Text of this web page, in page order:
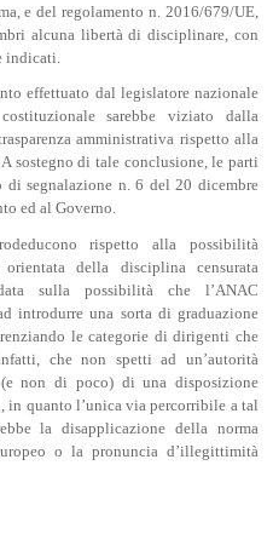
e del regolamento n. 2016/679/UE,
alcuna libertà di disciplinare, con
indicati.
effettuato dal legislatore nazionale
sarebbe viziato dalla
amministrativa rispetto alla
sostegno di tale conclusione, le parti
segnalazione n. 6 del 20 dicembre
ed al Governo.
rispetto alla possibilità
orientata della disciplina censurata
sulla possibilità che l’ANAC
introdurre una sorta di graduazione
le categorie di dirigenti che
che non spetti ad un’autorità
non di poco) di una disposizione
in quanto l’unica via percorribile a tal
la disapplicazione della norma
o la pronuncia d’illegittimità